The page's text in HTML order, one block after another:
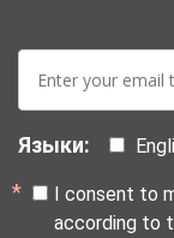
mail:
Языки:
I consent to
according to